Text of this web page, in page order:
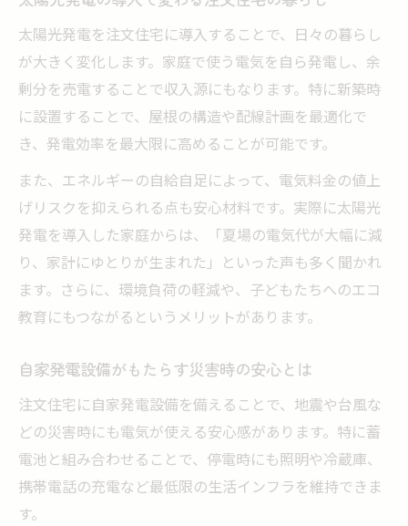
ぶ
新築太陽光発電で失敗しない選択基準
設置費用やメンテナンスのリアルな実情を知る
注文住宅の太陽光発電設置費用の実態を解
説
自家発電のメンテナンス費用と手間を比較
太陽光発電設置後の維持費を正しく知る
家庭用自家発電設備の現実的な維持管理と
は
注文住宅で発生する追加コストの注意点
注文住宅で売電と自家消費を比較するポイ
太陽光発電の収益性は売電か自家消費か
自家発電導入で得する注文住宅の活用法
売電単価と自家消費のメリットを徹底比較
太陽光発電を注文住宅に導入することで、日々の暮らし
が大きく変化します。家庭で使う電気を自ら発電し、余
剰分を売電することで収入源にもなります。特に新築時
に設置することで、屋根の構造や配線計画を最適化で
き、発電効率を最大限に高めることが可能です。
また、エネルギーの自給自足によって、電気料金の値上
げリスクを抑えられる点も安心材料です。実際に太陽光
発電を導入した家庭からは、「夏場の電気代が大幅に減
り、家計にゆとりが生まれた」といった声も多く聞かれ
ます。さらに、環境負荷の軽減や、子どもたちへのエコ
教育にもつながるというメリットがあります。
自家発電設備がもたらす災害時の安心とは
注文住宅に自家発電設備を備えることで、地震や台風な
どの災害時にも電気が使える安心感があります。特に蓄
電池と組み合わせることで、停電時にも照明や冷蔵庫、
携帯電話の充電など最低限の生活インフラを維持できま
す。